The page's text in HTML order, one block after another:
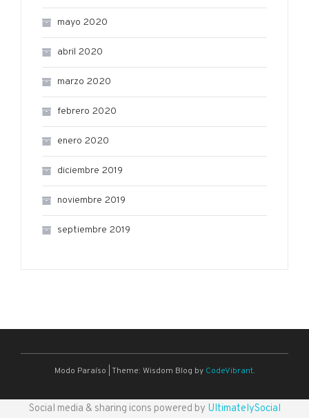
mayo 2020
abril 2020
marzo 2020
febrero 2020
enero 2020
diciembre 2019
noviembre 2019
septiembre 2019
Modo Paraíso Theme: Wisdom Blog by CodeVibrant.
Social media & sharing icons powered by UltimatelySocial